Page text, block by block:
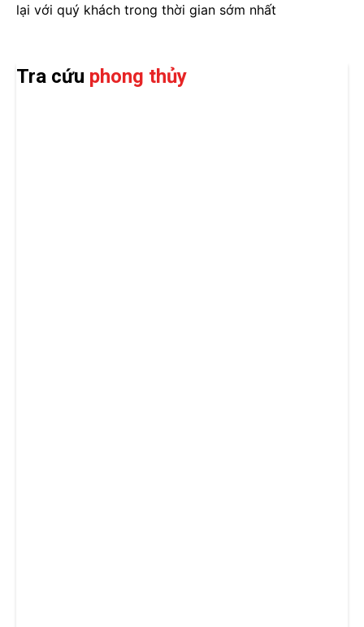
lại với quý khách trong thời gian sớm nhất
Tra cứu phong thủy